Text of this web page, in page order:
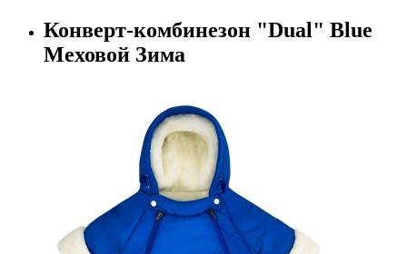
Конверт-комбинезон "Dual" Blue
Меховой Зима